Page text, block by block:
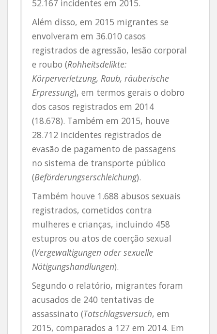
52.167 incidentes em 2015.
Além disso, em 2015 migrantes se
envolveram em 36.010 casos
registrados de agressão, lesão corporal
e roubo (Rohheitsdelikte:
Körperverletzung, Raub, räuberische
Erpressung), em termos gerais o dobro
dos casos registrados em 2014
(18.678). Também em 2015, houve
28.712 incidentes registrados de
evasão de pagamento de passagens
no sistema de transporte público
(Beförderungserschleichung).
Também houve 1.688 abusos sexuais
registrados, cometidos contra
mulheres e crianças, incluindo 458
estupros ou atos de coerção sexual
(Vergewaltigungen oder sexuelle
Nötigungshandlungen).
Segundo o relatório, migrantes foram
acusados de 240 tentativas de
assassinato (Totschlagsversuch, em
2015, comparados a 127 em 2014. Em